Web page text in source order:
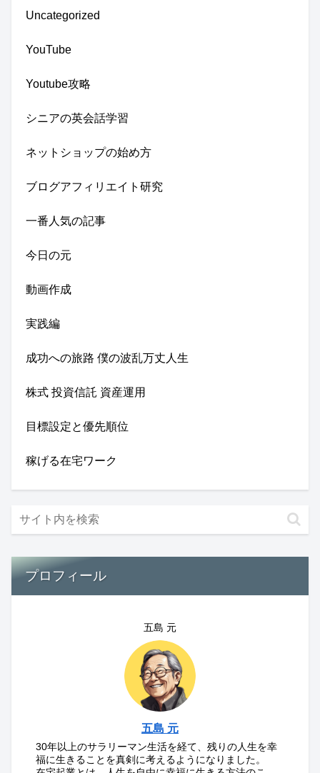
Uncategorized
YouTube
Youtube攻略
シニアの英会話学習
ネットショップの始め方
ブログアフィリエイト研究
一番人気の記事
今日の元
動画作成
実践編
成功への旅路 僕の波乱万丈人生
株式 投資信託 資産運用
目標設定と優先順位
稼げる在宅ワーク
プロフィール
五島 元
五島 元
30年以上のサラリーマン生活を経て、残りの人生を幸
福に生きることを真剣に考えるようになりました。